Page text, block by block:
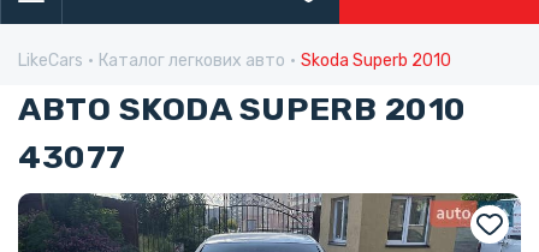
LikeCars Каталог легкових авто Skoda Superb 2010
АВТО SKODA SUPERB 2010
43077